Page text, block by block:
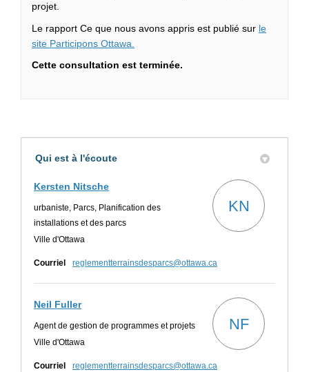
projet.
Le rapport Ce que nous avons appris est publié sur le
site Participons Ottawa.
Cette consultation est terminée.
Qui est à l'écoute
Kersten Nitsche
urbaniste, Parcs, Planification des
installations et des parcs
Ville d'Ottawa
KN
Courriel reglementterrainsdesparcs@ottawa.ca
Neil Fuller
Agent de gestion de programmes et projets
Ville d'Ottawa
NF
Courriel reglementterrainsdesparcs@ottawa.ca